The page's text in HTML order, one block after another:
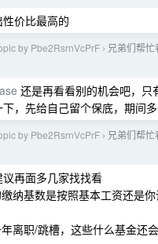
价比最高的
by Pbe2RsrnVcPrF › 兄弟们帮
还是再看看别的机会吧，只
，先给自己留个保底，期间
by Pbe2RsrnVcPrF › 兄弟们帮
再面多几家找找看
纳基数是按照基本工资还是
离职/跳槽，这些什么基金还